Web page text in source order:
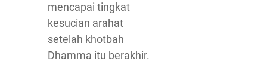
mencapai tingkat
kesucian arahat
setelah khotbah
Dhamma itu berakhir.